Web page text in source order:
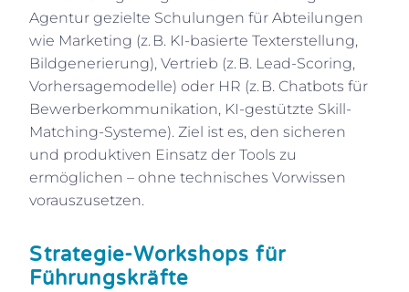
Agentur gezielte Schulungen für Abteilungen
wie Marketing (z. B. KI-basierte Texterstellung,
Bildgenerierung), Vertrieb (z. B. Lead-Scoring,
Vorhersagemodelle) oder HR (z. B. Chatbots für
Bewerberkommunikation, KI-gestützte Skill-
Matching-Systeme). Ziel ist es, den sicheren
und produktiven Einsatz der Tools zu
ermöglichen – ohne technisches Vorwissen
vorauszusetzen.
Strategie-Workshops für
Führungskräfte